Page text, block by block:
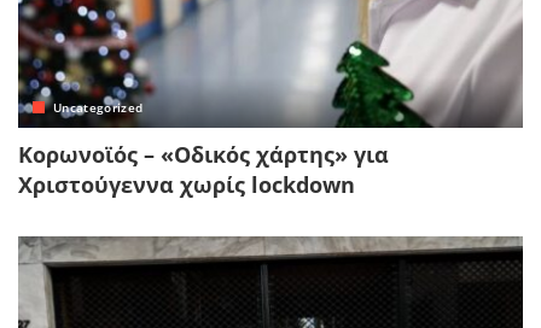
Uncategorized
Κορωνοϊός – «Οδικός χάρτης» για
Χριστούγεννα χωρίς lockdown